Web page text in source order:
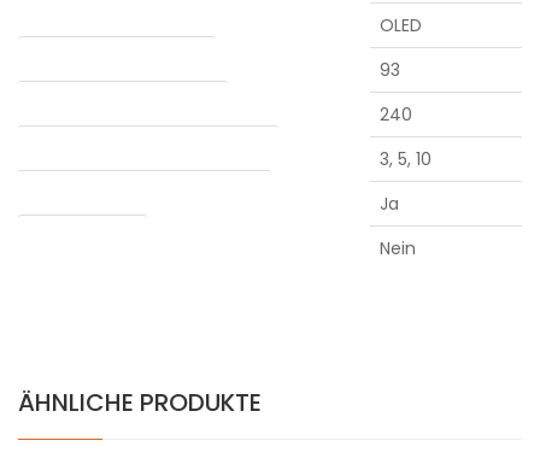
OLED
93
240
3, 5, 10
Ja
Nein
ÄHNLICHE PRODUKTE